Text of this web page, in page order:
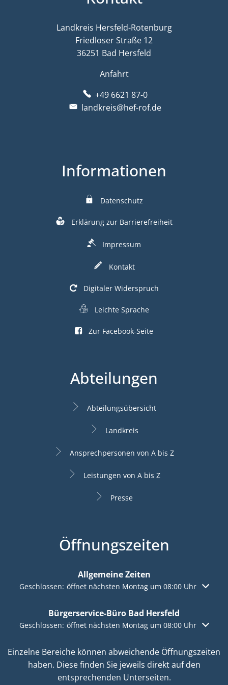
Landkreis Hersfeld-Rotenburg
Friedloser Straße 12
36251 Bad Hersfeld
Anfahrt
+49 6621 87-0
landkreis@hef-rof.de
Informationen
Datenschutz
Erklärung zur Barrierefreiheit
Impressum
Kontakt
Digitaler Widerspruch
Leichte Sprache
Zur Facebook-Seite
Abteilungen
Abteilungsübersicht
Landkreis
Ansprechpersonen von A bis Z
Leistungen von A bis Z
Presse
Öffnungszeiten
Allgemeine Zeiten
Klicken, um weitere Öffnungs- oder Schließzeiten
Geschlossen: öffnet nächsten Montag um 08:00 Uhr
Bürgerservice-Büro Bad Hersfeld
Klicken, um weitere Öffnungs- oder Schließzeiten
Geschlossen: öffnet nächsten Montag um 08:00 Uhr
Einzelne Bereiche können abweichende Öffnungszeiten
haben. Diese finden Sie jeweils direkt auf den
entsprechenden Unterseiten.